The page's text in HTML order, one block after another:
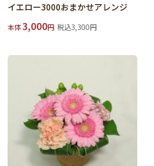
イエロー3000おまかせアレンジ
本体3,000円 税込3,300円